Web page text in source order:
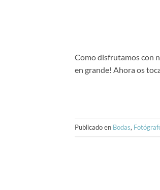
Como disfrutamos con
en grande! Ahora os
Publicado en Bodas,